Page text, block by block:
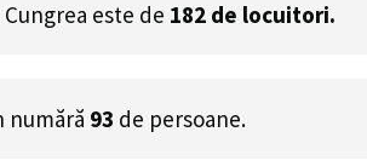
este de 182 de locuitori.
numără 93 de persoane.